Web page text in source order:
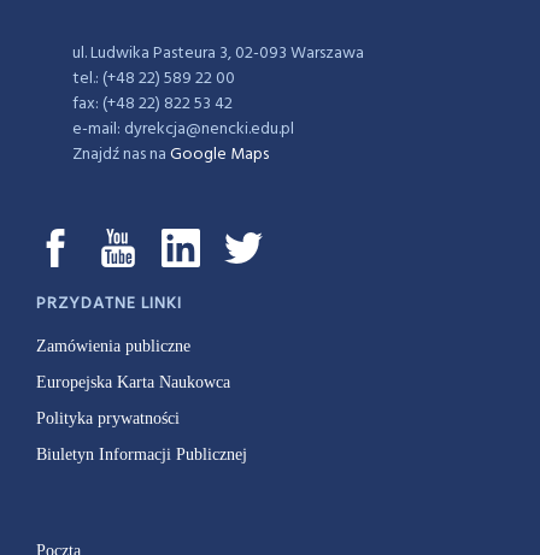
ul. Ludwika Pasteura 3, 02-093 Warszawa
tel.: (+48 22) 589 22 00
fax: (+48 22) 822 53 42
e-mail: dyrekcja@nencki.edu.pl
Znajdź nas naGoogle Maps
PRZYDATNE LINKI
Zamówienia publiczne
Europejska Karta Naukowca
Polityka prywatności
Biuletyn Informacji Publicznej
Poczta